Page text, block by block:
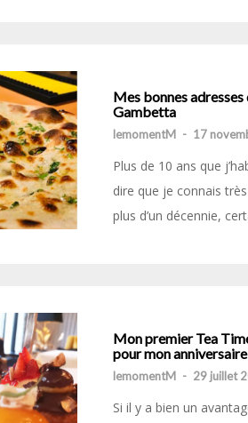
Mes bonnes
Gambetta
lemomentM - 17
Plus de 10 ans que
dire que je connais
plus d’un décennie,
Mon premier Tea
pour mon anniversaire
lemomentM - 29 juillet
Si il y a bien un